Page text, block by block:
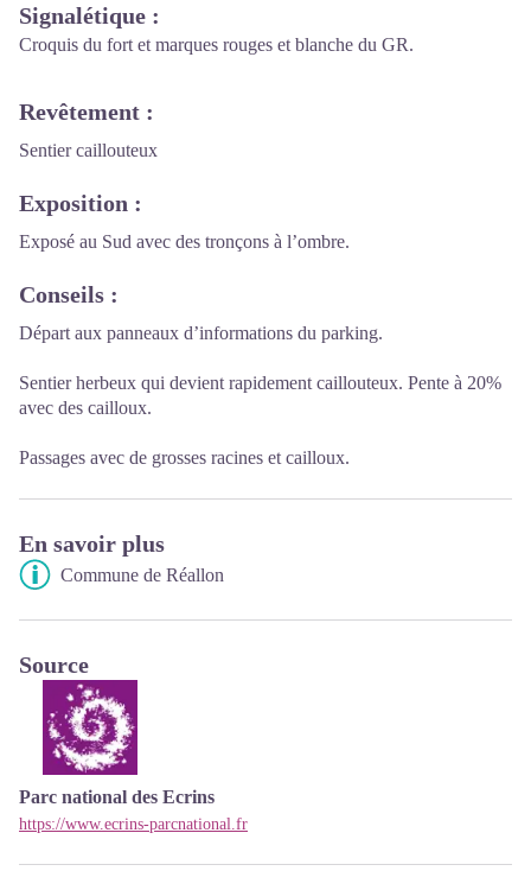
Signalétique :
Croquis du fort et marques rouges et blanche du GR.
Revêtement :
Sentier caillouteux
Exposition :
Exposé au Sud avec des tronçons à l’ombre.
Conseils :
Départ aux panneaux d’informations du parking.
Sentier herbeux qui devient rapidement caillouteux. Pente à 20%
avec des cailloux.
Passages avec de grosses racines et cailloux.
En savoir plus
Commune de Réallon
Source
Parc national des Ecrins
https://www.ecrins-parcnational.fr